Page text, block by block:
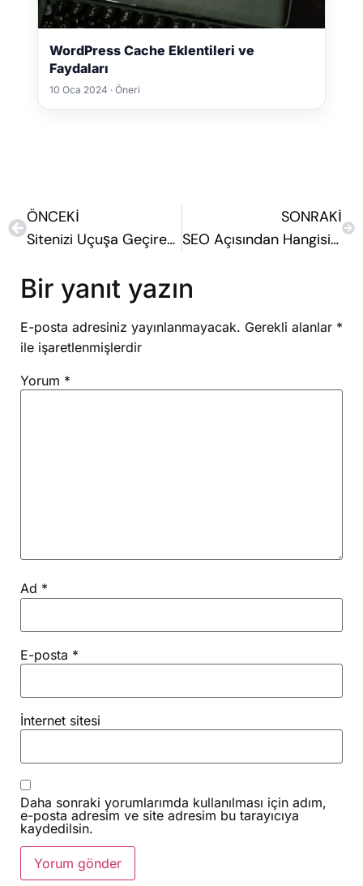
WordPress Cache Eklentileri ve
Faydaları
10 Oca 2024 · Öneri
ÖNCEKI
Sitenizi Uçuşa Geçirecek SEO Teknikleri
SONRAKI
SEO Açısından Hangisi Daha İyi Subdomain Mi Klasör mü?
Bir yanıt yazın
E-posta adresiniz yayınlanmayacak. Gerekli alanlar *
ile işaretlenmişlerdir
Yorum *
Ad *
E-posta *
İnternet sitesi
Daha sonraki yorumlarımda kullanılması için adım,
e-posta adresim ve site adresim bu tarayıcıya
kaydedilsin.